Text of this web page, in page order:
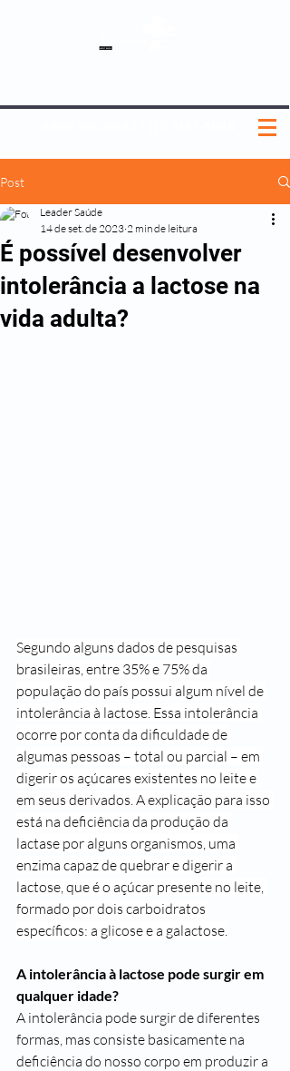
Post
É possível desenvolver
intolerância a lactose na
vida adulta?
Leader Saúde
14 de set. de 2023 2 min de leitura
Segundo alguns dados de pesquisas
brasileiras, entre 35% e 75% da
população do país possui algum nível de
intolerância à lactose. Essa intolerância
ocorre por conta da dificuldade de
algumas pessoas – total ou parcial – em
digerir os açúcares existentes no leite e
em seus derivados. A explicação para isso
está na deficiência da produção da
lactase por alguns organismos, uma
enzima capaz de quebrar e digerir a
lactose, que é o açúcar presente no leite,
formado por dois carboidratos
específicos: a glicose e a galactose.
A intolerância à lactose pode surgir em
qualquer idade?
A intolerância pode surgir de diferentes
formas, mas consiste basicamente na
deficiência do nosso corpo em produzir a